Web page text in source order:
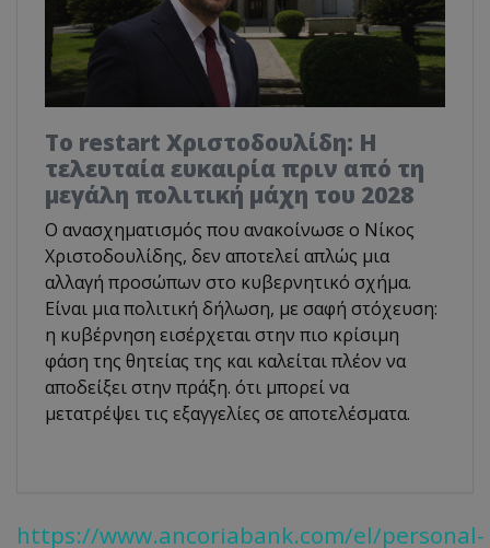
Το restart Χριστοδουλίδη: Η
τελευταία ευκαιρία πριν από τη
μεγάλη πολιτική μάχη του 2028
Ο ανασχηματισμός που ανακοίνωσε ο Νίκος
Χριστοδουλίδης, δεν αποτελεί απλώς μια
αλλαγή προσώπων στο κυβερνητικό σχήμα.
Είναι μια πολιτική δήλωση, με σαφή στόχευση:
η κυβέρνηση εισέρχεται στην πιο κρίσιμη
φάση της θητείας της και καλείται πλέον να
αποδείξει στην πράξη. ότι μπορεί να
μετατρέψει τις εξαγγελίες σε αποτελέσματα.
https://www.ancoriabank.com/el/personal-